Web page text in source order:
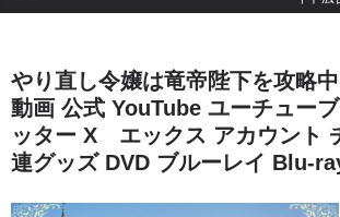
やり直し令嬢は竜帝陛下を攻略
動画 公式 YouTube ユーチュー
ッター X エックス アカウント
連グッズ DVD ブルーレイ Blu-